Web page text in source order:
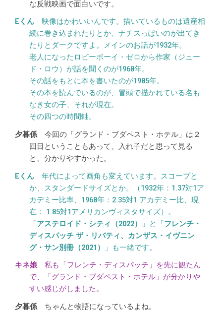
な反戦映画で面白いです。
映像はかわいいんです。描いているものは遺産相
続に巻き込まれたりとか、ナチスっぽいのが出てき
たりとダークですよ。メインのお話が1932年。
老人になったロビーボーイ・ゼロから作家（ジュー
ド・ロウ）が話を聞くのが1968年。
その話をもとに本を書いたのが1985年。
その本を読んでいるのが、冒頭で描かれている名も
なき女の子、それが現在。
その四つの時間軸。
今回の「グランド・ブダペスト・ホテル」は２
回目ということもあって、入れ子だと思って見る
と、分かりやすかった。
年代によって画角も変えています。スコープと
か、スタンダードサイズとか。（1932年：1.37対1ア
カデミー比率、1968年：2.35対1 アカデミー比、現
在： 1.85対1アメリカンヴィスタサイズ）。
「アステロイド・シティ（2022） 」と「フレンチ・
ディスパッチ ザ・リバティ、カンザス・イヴニン
グ・サン別冊（2021）
」も一緒です。
私も「フレンチ・ディスパッチ」を先に観たん
で、「グランド・ブダペスト・ホテル」が分かりや
すい感じがしました。
ちゃんと物語になっているよね。